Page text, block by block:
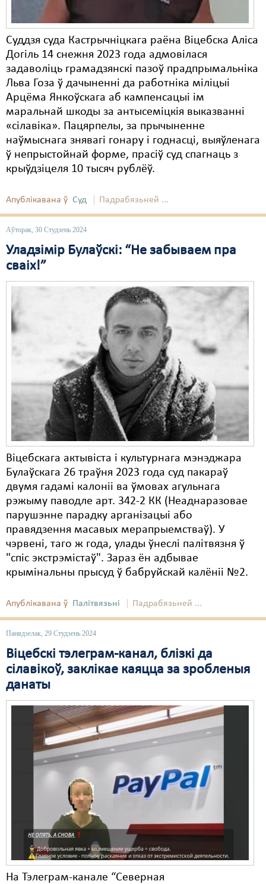
Суддзя суда Кастрычніцкага раёна Віцебска Аліса
Догіль 14 снежня 2023 года адмовілася
задаволіць грамадзянскі пазоў прадпрымальніка
Льва Гоза ў дачыненні да работніка міліцыі
Арцёма Янкоўскага аб кампенсацыі ім
маральнай шкоды за антысеміцкія выказванні
«сілавіка». Пацярпелы, за прычыненне
наўмыснага знявагі гонару і годнасці, выяўленага
ў непрыстойнай форме, прасіў суд спагнаць з
крыўдзіцеля 10 тысяч рублёў.
Апублікавана ў Суд Падрабязьней ...
Аўторак, 30 Студзень 2024
Уладзімір Булаўскі: “Не забываем пра
сваіх!”
Віцебскага актывіста і культурнага мэнэджара
Булаўскага 26 траўня 2023 года суд пакараў
двумя гадамі калоніі ва ўмовах агульнага
рэжыму паводле арт. 342-2 КК (Неаднаразовае
парушэнне парадку арганізацыі або
правядзення масавых мерапрыемстваў). У
чэрвені, таго ж года, улады ўнеслі палітвязня ў
"спіс экстрэмістаў". Зараз ён адбывае
крымінальны прысуд ў бабруйскай калёніі №2.
Апублікавана ў Палітвязьні Падрабязьней ...
Панядзелак, 29 Студзень 2024
Віцебскі тэлеграм-канал, блізкі да
сілавікоў, заклікае каяцца за зробленыя
данаты
На Тэлеграм-канале “Северная